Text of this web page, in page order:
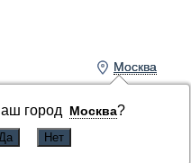
Москва
город Москва?
Москва
город Москва?